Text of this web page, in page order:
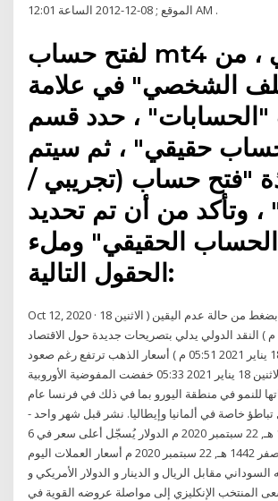
الموقع ; 08-12-2012 الساعة 12:01 AM .
لفتح حساب mt4 حقيقي ، من
الشخصي" في علامة
"الحسابات" ، حدد قسم
حقيقي" ، ثم سيتم
"فتح حساب (تجريبي /
وتأكد من أن تم تحديد
الحقيقي" وملء
الحقول التالية:
Oct 12, 2020 · أسعار النفط تتراجع بضغط من حالة عدم اليقين ( الاثنين 18
يناير 2021 06:04 م ) النقد الدولي يدلي بتصريحات جديدة حول الاقتصاد
العالمي ( الاثنين 18 يناير 2021 05:51 م ) أسعار الذهب ترتفع رغم صعود
الدولار الأمريكي ( الاثنين 18 يناير 2021 05:33 خفضت المفوضية الأوروبية
للنمو في منطقة اليورو بما في ذلك في فرنسا عام
تباطؤ خاصة في ألمانيا وإيطاليا. نشر قبل شهر واحد -
2:15 م, 5 صفر 1442 هـ, 22 سبتمبر 2020 م الدولار يُسجّل أعلى سعر في 6
أسابيع 2:15 م, 5 صفر 1442 هـ, 22 سبتمبر 2020 م أسعار العملات اليوم
مقابل الريال و الدينار و الدولار الأمريكي و
المنتخب الإنكليزي إلى مواصلة عروضه القوية في